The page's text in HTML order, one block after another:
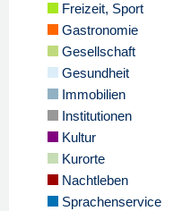
Freizeit, Sport
Gastronomie
Gesellschaft
Gesundheit
Immobilien
Institutionen
Kultur
Kurorte
Nachtleben
Sprachenservice